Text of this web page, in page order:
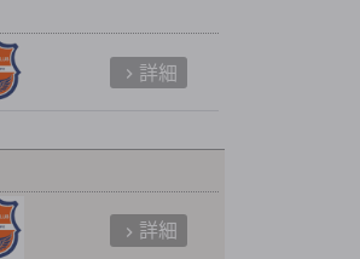
詳細
詳細